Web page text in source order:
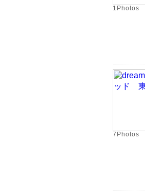
1Photos
7Photos